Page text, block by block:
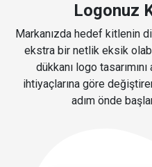
Logonuz
Markanızda hedef kitlenin
ekstra bir netlik eksik
dükkanı logo
ihtiyaçlarına göre
adım önde